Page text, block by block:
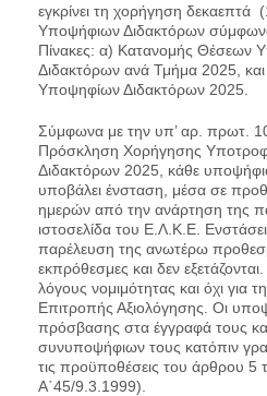
εγκρίνει τη χορήγηση δεκαεπτά
Υποψήφιων Διδακτόρων
Πίνακες: α) Κατανομής Θέσεων
Διδακτόρων ανά Τμήμα 2025,
Υποψηφίων Διδακτόρων 2025.
Σύμφωνα με την υπ’ αρ. πρωτ.
Πρόσκληση Χορήγησης
Διδακτόρων 2025, κάθε
υποβάλει ένσταση, μέσα σε
ημερών από την ανάρτηση της
ιστοσελίδα του Ε.Λ.Κ.Ε.
παρέλευση της ανωτέρω
εκπρόθεσμες και δεν
λόγους νομιμότητας και όχι για
Επιτροπής Αξιολόγησης. Οι
πρόσβασης στα έγγραφά τους
συνυποψήφιων τους κατόπιν
τις προϋποθέσεις του άρθρου
Α΄45/9.3.1999).